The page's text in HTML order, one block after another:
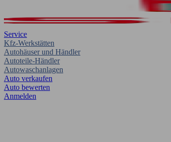
Service
Kfz-Werkstätten
Autohäuser und Händler
Autoteile-Händler
Autowaschanlagen
Auto verkaufen
Auto bewerten
Anmelden